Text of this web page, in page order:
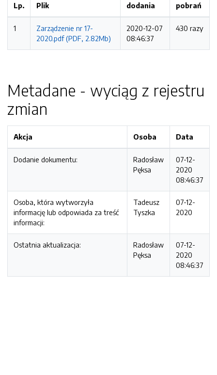
Lp. Plik
dodania
pobrań
1
Zarządzenie nr 17-
2020.pdf (PDF, 2.82Mb)
2020-12-07
08:46:37
430 razy
Metadane - wyciąg z rejestru
zmian
Akcja Osoba Data
Dodanie dokumentu:
Radosław
Pęksa
07-12-
2020
08:46:37
Osoba, która wytworzyła
informację lub odpowiada za treść
informacji:
Tadeusz
Tyszka
07-12-
2020
Ostatnia aktualizacja:
Radosław
Pęksa
07-12-
2020
08:46:37